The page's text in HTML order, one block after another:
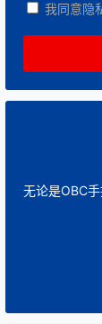
我同意隐
无论是OBC